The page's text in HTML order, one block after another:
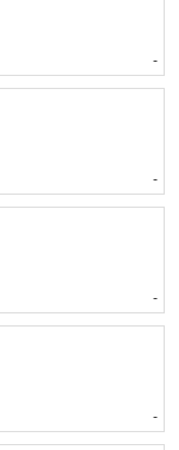
-
-
-
-